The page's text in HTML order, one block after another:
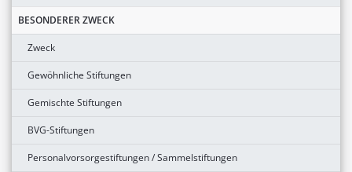
BESONDERER ZWECK
Zweck
Gewöhnliche Stiftungen
Gemischte Stiftungen
BVG-Stiftungen
Personalvorsorgestiftungen / Sammelstiftungen